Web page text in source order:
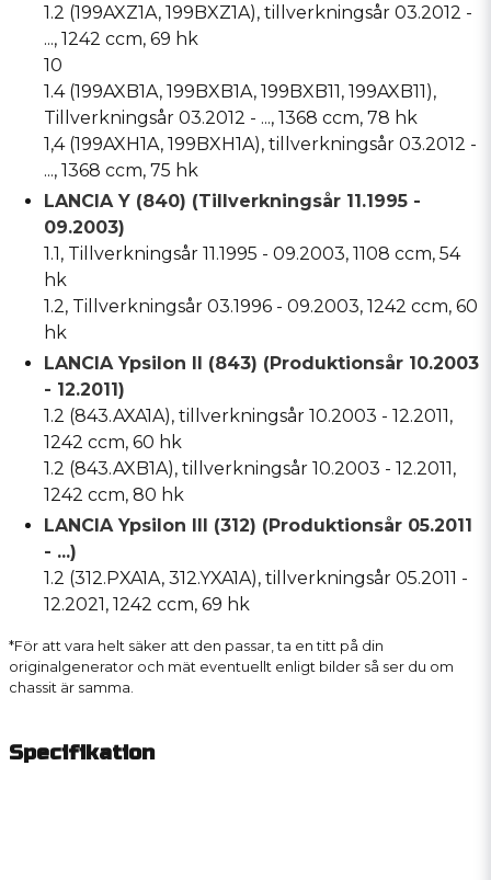
1.2 (199AXZ1A, 199BXZ1A), tillverkningsår 03.2012 -
..., 1242 ccm, 69 hk
10
1.4 (199AXB1A, 199BXB1A, 199BXB11, 199AXB11),
Tillverkningsår 03.2012 - ..., 1368 ccm, 78 hk
1,4 (199AXH1A, 199BXH1A), tillverkningsår 03.2012 -
..., 1368 ccm, 75 hk
LANCIA Y (840) (Tillverkningsår 11.1995 -
09.2003)
1.1, Tillverkningsår 11.1995 - 09.2003, 1108 ccm, 54
hk
1.2, Tillverkningsår 03.1996 - 09.2003, 1242 ccm, 60
hk
LANCIA Ypsilon II (843) (Produktionsår 10.2003
- 12.2011)
1.2 (843.AXA1A), tillverkningsår 10.2003 - 12.2011,
1242 ccm, 60 hk
1.2 (843.AXB1A), tillverkningsår 10.2003 - 12.2011,
1242 ccm, 80 hk
LANCIA Ypsilon III (312) (Produktionsår 05.2011
- ...)
1.2 (312.PXA1A, 312.YXA1A), tillverkningsår 05.2011 -
12.2021, 1242 ccm, 69 hk
*För att vara helt säker att den passar, ta en titt på din
originalgenerator och mät eventuellt enligt bilder så ser du om
chassit är samma.
Specifikation